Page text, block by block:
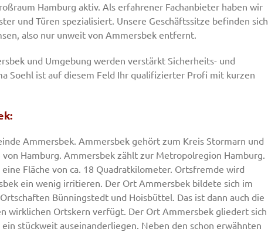
Hamburg aktiv. Als erfahrener Fachanbieter haben wir
und Türen spezialisiert. Unsere Geschäftssitze befinden sich
also nur unweit von Ammersbek entfernt.
und Umgebung werden verstärkt Sicherheits- und
Soehl ist auf diesem Feld Ihr qualifizierter Profi mit kurzen
Ammersbek. Ammersbek gehört zum Kreis Stormarn und
Hamburg. Ammersbek zählt zur Metropolregion Hamburg.
Fläche von ca. 18 Quadratkilometer. Ortsfremde wird
ein wenig irritieren. Der Ort Ammersbek bildete sich im
Bünningstedt und Hoisbüttel. Das ist dann auch die
wirklichen Ortskern verfügt. Der Ort Ammersbek gliedert sich
stückweit auseinanderliegen. Neben den schon erwähnten